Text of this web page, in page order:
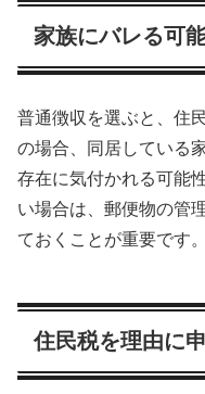
家族にバレる可
普通徴収を選ぶと、住
の場合、同居している
存在に気付かれる可能
い場合は、郵便物の管
ておくことが重要です。
住民税を理由に